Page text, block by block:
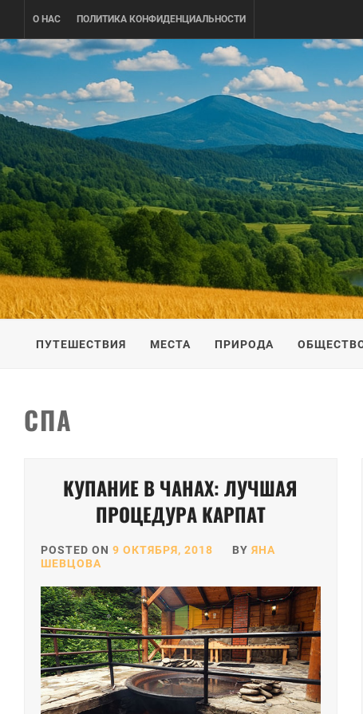
content
О НАС ПОЛИТИКА КОНФИДЕНЦИАЛЬНОСТИ
UKRAINE-
ПУТЕШЕСТВИЕ ПО УКРАИНЕ
ПУТЕШЕСТВИЯ МЕСТА ПРИРОДА
СПА
КУПАНИЕ В ЧАНАХ: ЛУЧШАЯ
ПРОЦЕДУРА КАРПАТ
POSTED ON 9 ОКТЯБРЯ, 2018 BY ЯНА
ШЕВЦОВА